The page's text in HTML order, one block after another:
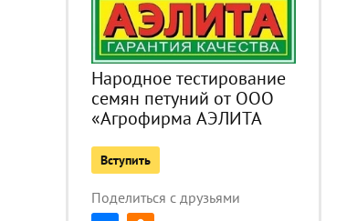
Народное тестирование
семян петуний от ООО
«Агрофирма АЭЛИТА
Вступить
Поделиться с друзьями